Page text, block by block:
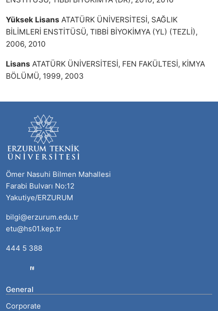
Yüksek Lisans ATATÜRK ÜNİVERSİTESİ, SAĞLIK
BİLİMLERİ ENSTİTÜSÜ, TIBBİ BİYOKİMYA (YL) (TEZLİ),
2006, 2010
Lisans ATATÜRK ÜNİVERSİTESİ, FEN FAKÜLTESİ, KİMYA
BÖLÜMÜ, 1999, 2003
Ömer Nasuhi Bilmen Mahallesi
Farabi Bulvarı No:12
Yakutiye/ERZURUM
bilgi@erzurum.edu.tr
etu@hs01.kep.tr
444 5 388
General
Corporate